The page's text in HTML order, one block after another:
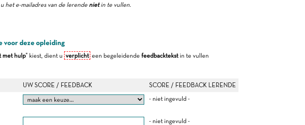
het e-mailadres van de lerende nietin te vullen.
voor deze opleiding
met hulp" kiest, dient u verplichteen begeleidende feedbacktekstin te vullen
UW SCORE / FEEDBACK
SCORE / FEEDBACK LERENDE
- niet ingevuld -
- niet ingevuld -